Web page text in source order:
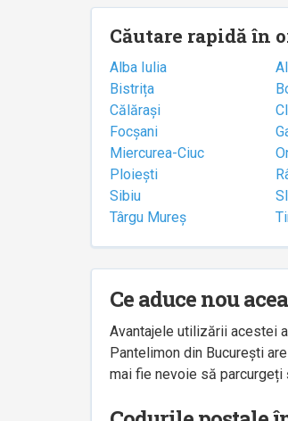
Căutare rapidă în
Alba Iulia
Bistrița
Călărași
Focșani
Miercurea-Ciuc
Ploiești
Sibiu
Târgu Mureș
Ce aduce nou
Avantajele utilizării acestei
Pantelimon din București
mai fie nevoie să